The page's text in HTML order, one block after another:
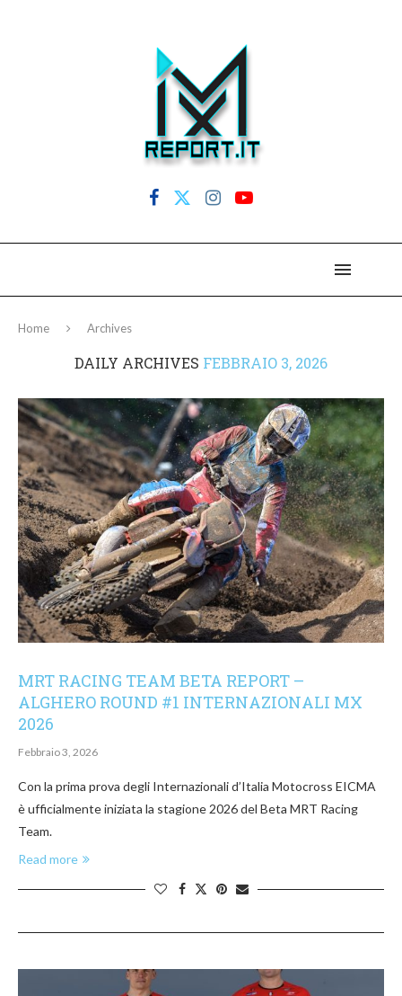
Home Archives
DAILY ARCHIVES FEBBRAIO 3, 2026
MRT RACING TEAM BETA REPORT –
ALGHERO ROUND #1 INTERNAZIONALI MX
2026
Febbraio 3, 2026
Con la prima prova degli Internazionali d’Italia Motocross EICMA
è ufficialmente iniziata la stagione 2026 del Beta MRT Racing
Team.
Read more